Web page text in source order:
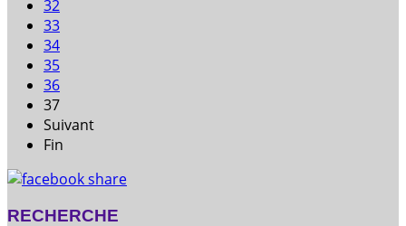
32
33
34
35
36
37
Suivant
Fin
RECHERCHE